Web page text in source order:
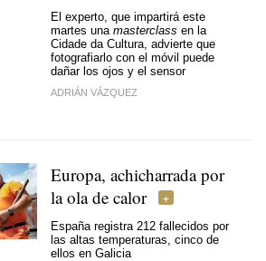
El experto, que impartirá este
martes una masterclass en la
Cidade da Cultura, advierte que
fotografiarlo con el móvil puede
dañar los ojos y el sensor
ADRIÁN VÁZQUEZ
Europa, achicharrada por
la ola de calor
España registra 212 fallecidos por
las altas temperaturas, cinco de
ellos en Galicia